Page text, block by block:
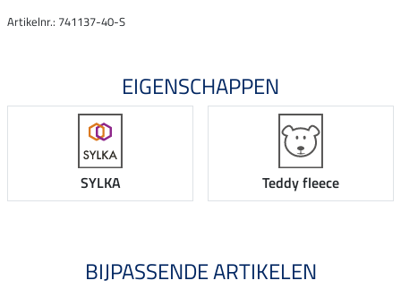
Artikelnr.: 741137-40-S
EIGENSCHAPPEN
SYLKA Teddy fleece
BIJPASSENDE ARTIKELEN